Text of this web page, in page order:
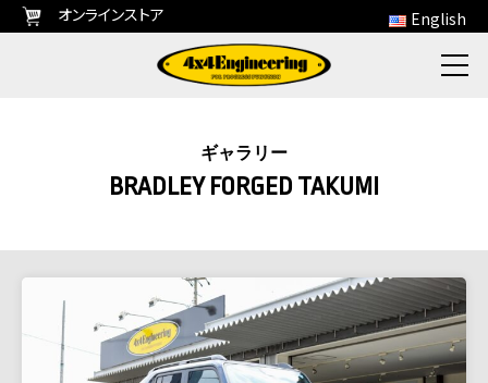
オンラインストア English
ギャラリー
BRADLEY FORGED TAKUMI